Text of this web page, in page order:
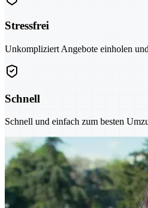
Stressfrei
Unkompliziert Angebote einholen
Schnell
Schnell und einfach zum besten